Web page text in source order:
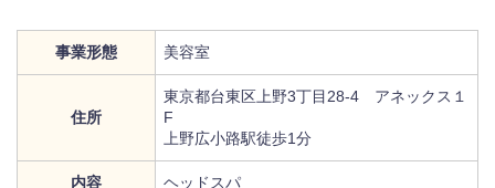
事業形態 美容室
住所
東京都台東区上野3丁目28-4 アネックス１
F
上野広小路駅徒歩1分
内容 ヘッドスパ